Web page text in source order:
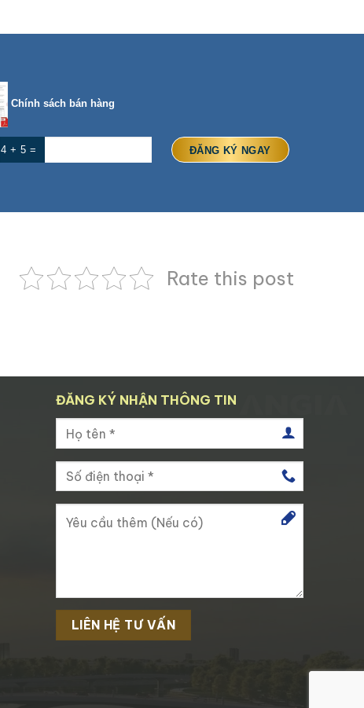
Chính sách bán hàng
4 + 5 =
Rate this post
ĐĂNG KÝ NHẬN THÔNG TIN